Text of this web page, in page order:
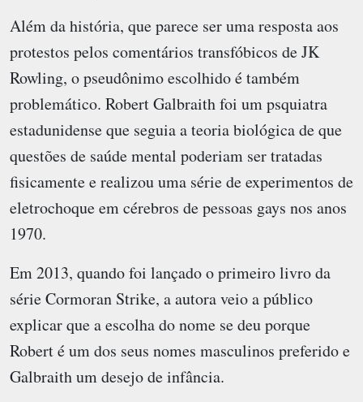
Além da história, que parece ser uma resposta aos
protestos pelos comentários transfóbicos de JK
Rowling, o pseudônimo escolhido é também
problemático. Robert Galbraith foi um psquiatra
estadunidense que seguia a teoria biológica de que
questões de saúde mental poderiam ser tratadas
fisicamente e realizou uma série de experimentos de
eletrochoque em cérebros de pessoas gays nos anos
1970.
Em 2013, quando foi lançado o primeiro livro da
série Cormoran Strike, a autora veio a público
explicar que a escolha do nome se deu porque
Robert é um dos seus nomes masculinos preferido e
Galbraith um desejo de infância.